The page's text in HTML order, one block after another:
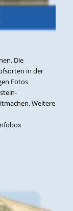
Die
in der
Fotos
Weitere